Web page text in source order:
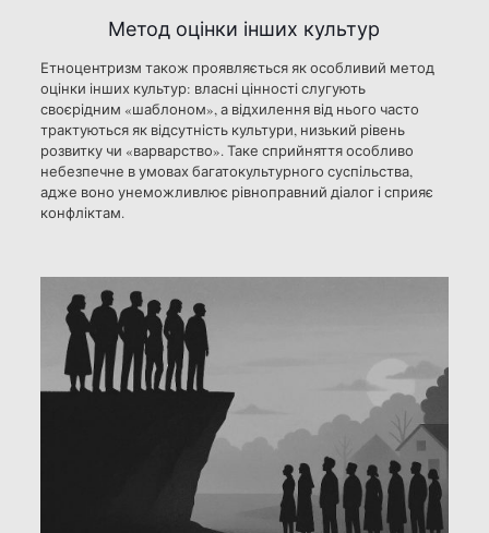
Метод оцінки інших культур
Етноцентризм також проявляється як особливий метод
оцінки інших культур: власні цінності слугують
своєрідним «шаблоном», а відхилення від нього часто
трактуються як відсутність культури, низький рівень
розвитку чи «варварство». Таке сприйняття особливо
небезпечне в умовах багатокультурного суспільства,
адже воно унеможливлює рівноправний діалог і сприяє
конфліктам.